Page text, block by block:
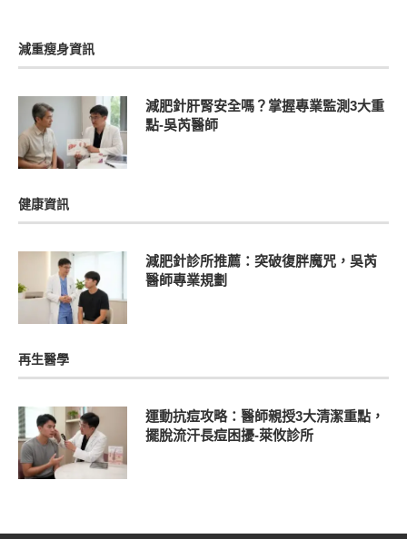
減重瘦身資訊
減肥針肝腎安全嗎？掌握專業監測3大重
點-吳芮醫師
健康資訊
減肥針診所推薦：突破復胖魔咒，吳芮
醫師專業規劃
再生醫學
運動抗痘攻略：醫師親授3大清潔重點，
擺脫流汗長痘困擾-萊攸診所